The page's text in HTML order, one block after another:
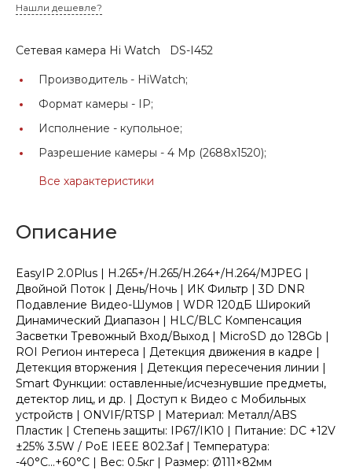
Нашли дешевле?
Сетевая камера Hi Watch DS-I452
Производитель - HiWatch;
Формат камеры - IP;
Исполнение - купольное;
Разрешение камеры - 4 Мр (2688х1520);
Все характеристики
Описание
EasyIP 2.0Plus | H.265+/H.265/H.264+/H.264/MJPEG |
Двойной Поток | День/Ночь | ИК Фильтр | 3D DNR
Подавление Видео-Шумов | WDR 120дБ Широкий
Динамический Диапазон | HLC/BLC Компенсация
Засветки Тревожный Вход/Выход | MicroSD до 128Gb |
ROI Регион интереса | Детекция движения в кадре |
Детекция вторжения | Детекция пересечения линии |
Smart Функции: оставленные/исчезнувшие предметы,
детектор лиц, и др. | Доступ к Видео с Мобильных
устройств | ONVIF/RTSP | Материал: Металл/ABS
Пластик | Степень защиты: IP67/IK10 | Питание: DC +12V
±25% 3.5W / PoE IEEE 802.3af | Температура:
-40°C...+60°C | Вес: 0.5кг | Размер: Ø111×82мм